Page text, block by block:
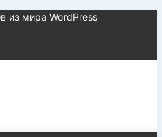
из мира WordPress